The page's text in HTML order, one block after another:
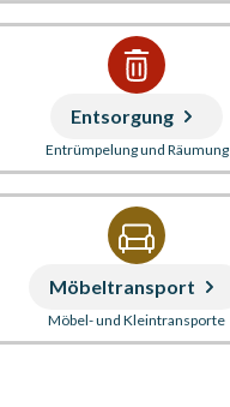
Entsorgung
Entrümpelung und Räumung
Möbeltransport
Möbel- und Kleintransporte